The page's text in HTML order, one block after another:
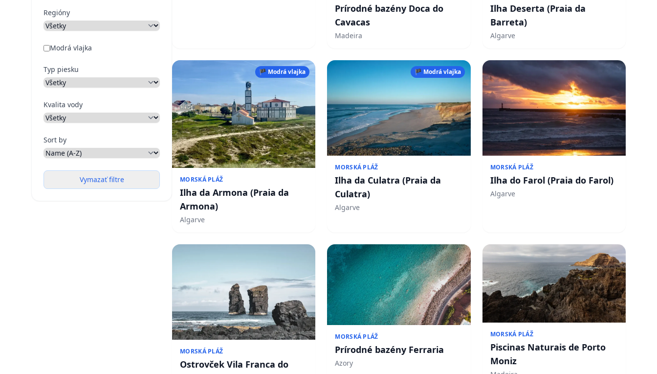
Regióny
Modrá vlajka
Typ piesku
Kvalita vody
Sort by
Vymazať filtre
Prírodné bazény Doca do
Cavacas
Madeira
Ilha Deserta (Praia da
Barreta)
Algarve
🏴 Modrá vlajka
MORSKÁ PLÁŽ
Ilha da Armona (Praia da
Armona)
Algarve
🏴 Modrá vlajka
MORSKÁ PLÁŽ
Ilha da Culatra (Praia da
Culatra)
Algarve
MORSKÁ PLÁŽ
Ilha do Farol (Praia do Farol)
Algarve
MORSKÁ PLÁŽ
Ostrovček Vila Franca do
MORSKÁ PLÁŽ
Prírodné bazény Ferraria
Azory
MORSKÁ PLÁŽ
Piscinas Naturais de Porto
Moniz